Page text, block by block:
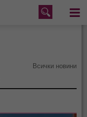
Меню
Всички новини